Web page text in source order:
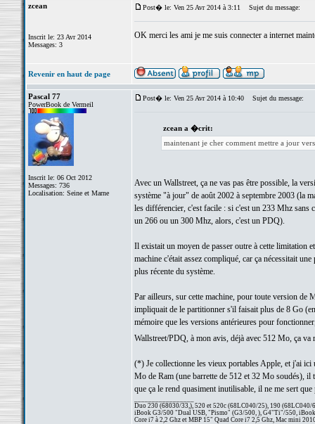
zcean
Inscrit le: 23 Avr 2014
Messages: 3
Post� le: Ven 25 Avr 2014 à 3:11 Sujet du message:
OK merci les ami je me suis connecter a internet
Revenir en haut de page
Pascal 77
PowerBook de Vermeil
Inscrit le: 06 Oct 2012
Messages: 736
Localisation: Seine et Marne
Post� le: Ven 25 Avr 2014 à 10:40 Sujet du message:
zcean a �crit:
maintenant je cher comment mettre a jour
Avec un Wallstreet, ça ne vas pas être possible, la
système "à jour" de août 2002 à septembre 2003 (la
les différencier, c'est facile : si c'est un 233 Mhz
un 266 ou un 300 Mhz, alors, c'est un PDQ).
Il existait un moyen de passer outre à cette limitation
machine c'était assez compliqué, car ça nécessitait
plus récente du système.
Par ailleurs, sur cette machine, pour toute version de
impliquait de le partitionner s'il faisait plus de 8 Go
mémoire que les versions antérieures pour
Wallstreet/PDQ, à mon avis, déjà avec 512 Mo, ça
(*) Je collectionne les vieux portables Apple, et j'ai
Mo de Ram (une barrette de 512 et 32 Mo soudés),
que ça le rend quasiment inutilisable, il ne me sert
Duo 230 (68030/33,), 520 et 520c (68LC040/25), 190 (68LC040/
iBook G3/500 "Dual USB, "Pismo" (G3/500, ), G4"Ti"/550,
Core i7 à 2,2 Ghz et MBP 15" Quad Core i7 2,5 Ghz, Mac mini